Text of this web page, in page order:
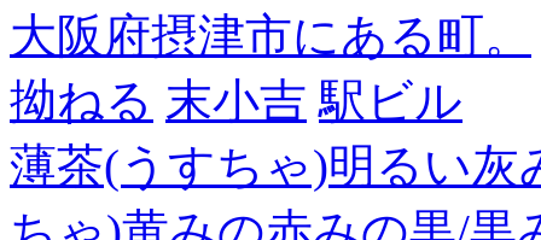
大阪府摂津市にある町。
拗ねる 末小吉 駅ビル
薄茶(うすちゃ)明るい灰